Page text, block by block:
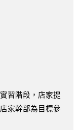
習階段，店家提
家幹部為目標參